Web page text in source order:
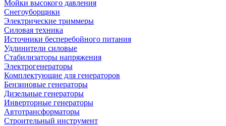
Мойки высокого давления
Снегоуборщики
Электрические триммеры
Силовая техника
Источники бесперебойного питания
Удлинители силовые
Стабилизаторы напряжения
Электрогенераторы
Комплектующие для генераторов
Бензиновые генераторы
Дизельные генераторы
Инверторные генераторы
Автотрансформаторы
Строительный инструмент